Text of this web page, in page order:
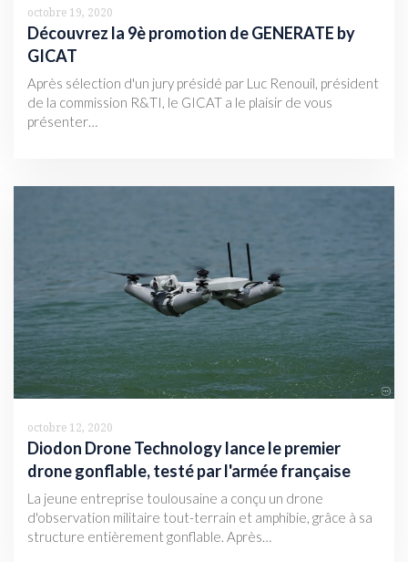
octobre 19, 2020
Découvrez la 9è promotion de GENERATE by
GICAT
Après sélection d'un jury présidé par Luc Renouil, président
de la commission R&TI, le GICAT a le plaisir de vous
présenter…
octobre 12, 2020
Diodon Drone Technology lance le premier
drone gonflable, testé par l'armée française
La jeune entreprise toulousaine a conçu un drone
d'observation militaire tout-terrain et amphibie, grâce à sa
structure entièrement gonflable. Après…